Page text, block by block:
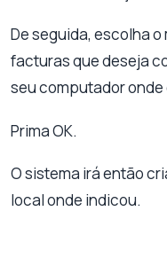
De seguida, escolha o
facturas que deseja
seu computador
Prima OK.
O sistema irá então
local onde indicou.